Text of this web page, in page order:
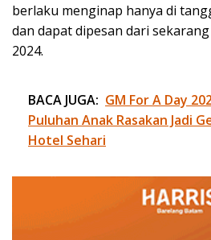
berlaku menginap hanya di
dan dapat dipesan dari
2024.
BACA JUGA: GM For A Day
Puluhan Anak Rasakan Jadi
Hotel Sehari